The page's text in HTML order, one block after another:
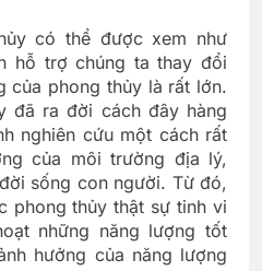
có thể được xem như
hỗ trợ chúng ta thay đổi
của phong thủy là rất lớn.
đã ra đời cách đây hàng
nghiên cứu một cách rất
của môi trường địa lý,
sống con người. Từ đó,
phong thủy thật sự tinh vi
những năng lượng tốt
hưởng của năng lượng